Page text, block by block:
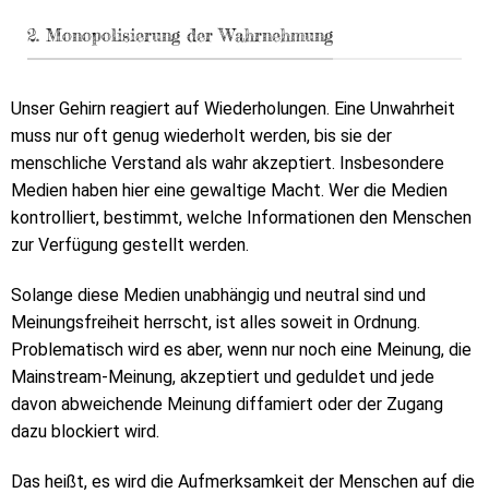
2. Monopolisierung der Wahrnehmung
Unser Gehirn reagiert auf Wiederholungen. Eine Unwahrheit
muss nur oft genug wiederholt werden, bis sie der
menschliche Verstand als wahr akzeptiert. Insbesondere
Medien haben hier eine gewaltige Macht. Wer die Medien
kontrolliert, bestimmt, welche Informationen den Menschen
zur Verfügung gestellt werden.
Solange diese Medien unabhängig und neutral sind und
Meinungsfreiheit herrscht, ist alles soweit in Ordnung.
Problematisch wird es aber, wenn nur noch eine Meinung, die
Mainstream-Meinung, akzeptiert und geduldet und jede
davon abweichende Meinung diffamiert oder der Zugang
dazu blockiert wird.
Das heißt, es wird die Aufmerksamkeit der Menschen auf die